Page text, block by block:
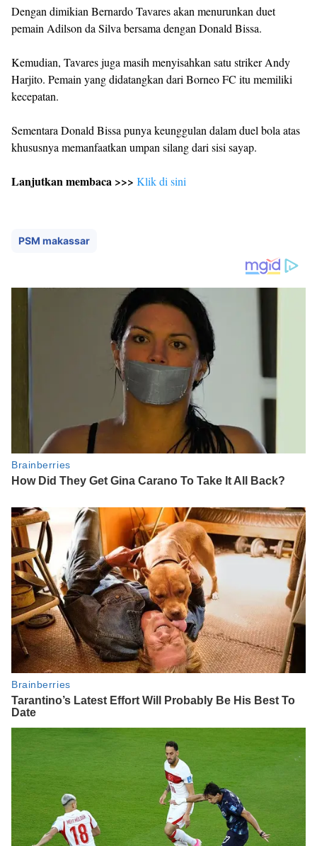
Dengan dimikian Bernardo Tavares akan menurunkan duet
pemain Adilson da Silva bersama dengan Donald Bissa.
Kemudian, Tavares juga masih menyisahkan satu striker Andy
Harjito. Pemain yang didatangkan dari Borneo FC itu memiliki
kecepatan.
Sementara Donald Bissa punya keunggulan dalam duel bola atas
khususnya memanfaatkan umpan silang dari sisi sayap.
Lanjutkan membaca >>> Klik di sini
PSM makassar